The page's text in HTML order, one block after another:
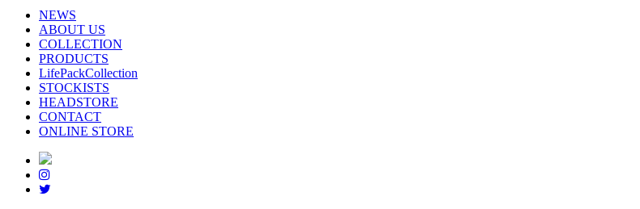
NEWS
ABOUT US
COLLECTION
PRODUCTS
LifePackCollection
STOCKISTS
HEADSTORE
CONTACT
ONLINE STORE